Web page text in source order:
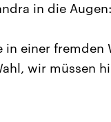
in die Augen:
in einer fremden
wir müssen